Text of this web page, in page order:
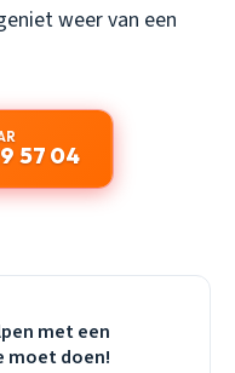
weer van een
57 04
met een
moet doen!